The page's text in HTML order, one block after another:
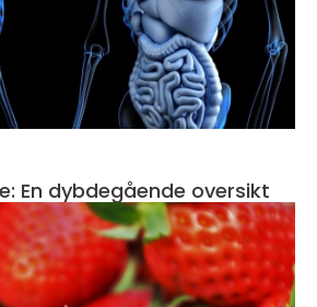
En dybdegående oversikt